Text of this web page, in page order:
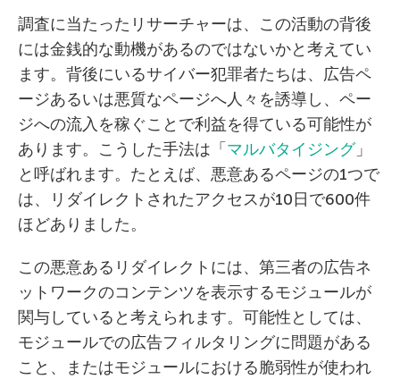
調査に当たったリサーチャーは、この活動の背後
には金銭的な動機があるのではないかと考えてい
ます。背後にいるサイバー犯罪者たちは、広告ペ
ージあるいは悪質なページへ人々を誘導し、ペー
ジへの流入を稼ぐことで利益を得ている可能性が
あります。こうした手法は「 マルバタイジング」
と呼ばれます。たとえば、悪意あるページの1つで
は、リダイレクトされたアクセスが10日で600件
ほどありました。
この悪意あるリダイレクトには、第三者の広告ネ
ットワークのコンテンツを表示するモジュールが
関与していると考えられます。可能性としては、
モジュールでの広告フィルタリングに問題がある
こと、またはモジュールにおける脆弱性が使われ